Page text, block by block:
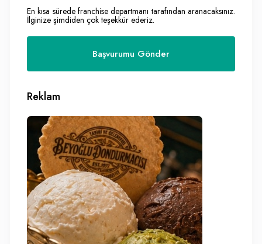
En kısa sürede franchise departmanı tarafından aranacaksınız.
İlginize şimdiden çok teşekkür ederiz.
Reklam